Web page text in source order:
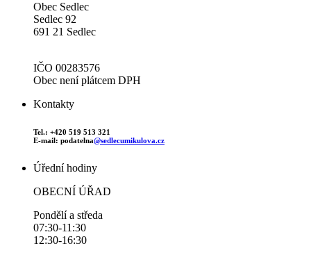
Obec Sedlec
Sedlec 92
691 21 Sedlec
IČO 00283576
Obec není plátcem DPH
Kontakty
Tel.: +420 519 513 321
E-mail: podatelna@sedlecumikulova.cz
Úřední hodiny
OBECNÍ ÚŘAD
Pondělí a středa
07:30-11:30
12:30-16:30